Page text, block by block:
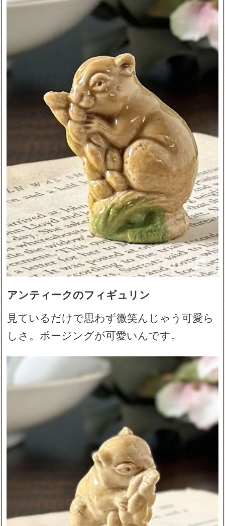
アンティークのフィギュリン
見ているだけで思わず微笑んじゃう可愛ら
しさ。ポージングが可愛いんです。